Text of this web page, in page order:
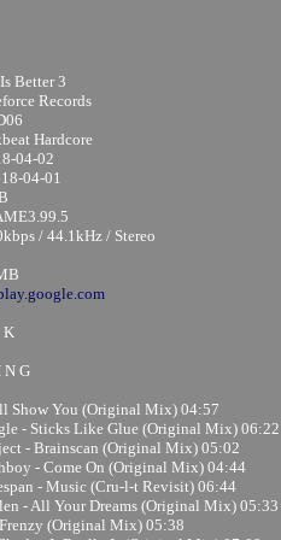
Better 3
Records
Hardcore
04-02
04-01
/ 44.1kHz / Stereo
C K
T I N G
Show You (Original Mix) 04:57
- Sticks Like Glue (Original Mix) 06:22
- Brainscan (Original Mix) 05:02
- Come On (Original Mix) 04:44
- Music (Cru-l-t Revisit) 06:44
- All Your Dreams (Original Mix) 05:33
(Original Mix) 05:38